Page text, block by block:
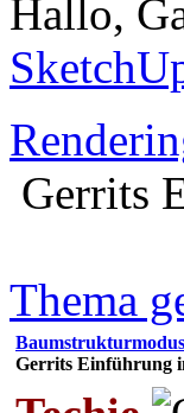
Hallo,
Gerrits
Thema
Baumstrukturmodus
Gerrits Einführung